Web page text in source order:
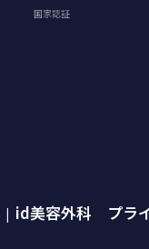
国家認証
| id美容外科 プラ